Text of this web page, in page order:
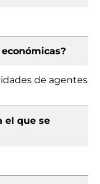
de agentes
el que se